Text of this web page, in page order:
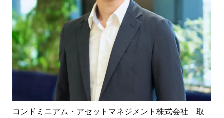
コンドミニアム・アセットマネジメント株式会社 取